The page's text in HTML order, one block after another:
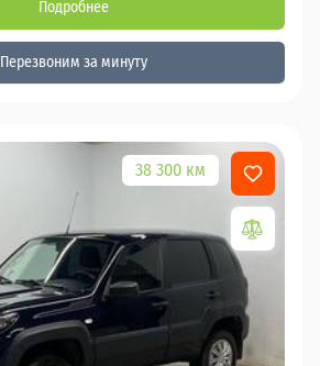
Подробнее
Перезвоним за минуту
38 300 км